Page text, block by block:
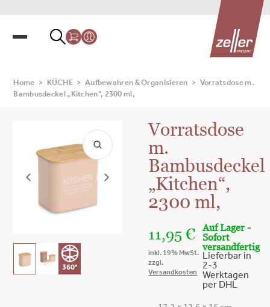
Home > KÜCHE > Aufbewahren & Organisieren >
Vorratsdose m.
Bambusdeckel „Kitchen“, 2300 ml,
360°
Vorratsdose
m.
Bambusdeckel
„Kitchen“,
2300 ml,
11,95€
inkl. 19% MwSt.
zzgl.
Versandkosten
Auf Lager -
Sofort
versandfertig
Lieferbar in
2-3
Werktagen
per DHL